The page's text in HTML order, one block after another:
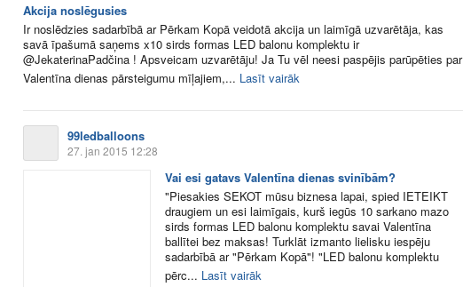
Akcija noslēgusies
Ir noslēdzies sadarbībā ar Pērkam Kopā veidotā akcija un laimīgā uzvarētāja, kas
savā īpašumā saņems x10 sirds formas LED balonu komplektu ir
@JekaterinaPadčina ! Apsveicam uzvarētāju! Ja Tu vēl neesi paspējis parūpēties par
Valentīna dienas pārsteigumu mīļajiem,... Lasīt vairāk
99ledballoons
27. jan 2015 12:28
Vai esi gatavs Valentīna dienas svinībām?
"Piesakies SEKOT mūsu biznesa lapai, spied IETEIKT
draugiem un esi laimīgais, kurš iegūs 10 sarkano mazo
sirds formas LED balonu komplektu savai Valentīna
ballītei bez maksas! Turklāt izmanto lielisku iespēju
sadarbībā ar "Pērkam Kopā"! "LED balonu komplektu
pērc... Lasīt vairāk